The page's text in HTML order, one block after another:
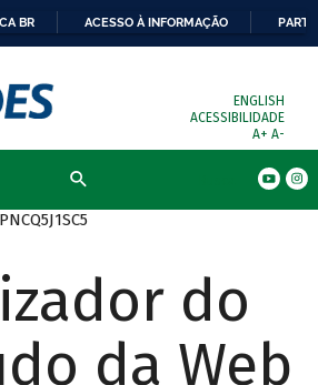
BR ACESSO À INFORMAÇÃO
ENGLISH
ACESSIBILIDADE
A+ A-
do
da Web